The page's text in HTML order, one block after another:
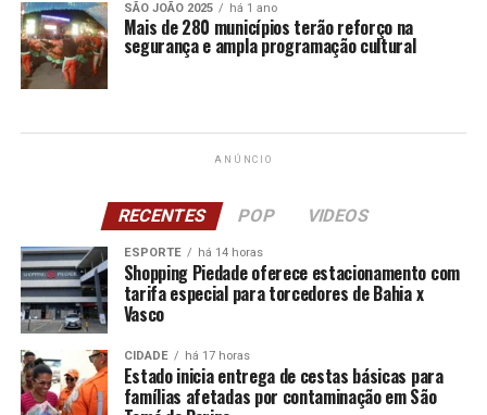
SÃO JOÃO 2025 há 1 ano
Mais de 280 municípios terão reforço na
segurança e ampla programação cultural
ANÚNCIO
RECENTES POP VIDEOS
ESPORTE há 14 horas
Shopping Piedade oferece estacionamento com
tarifa especial para torcedores de Bahia x
Vasco
CIDADE há 17 horas
Estado inicia entrega de cestas básicas para
famílias afetadas por contaminação em São